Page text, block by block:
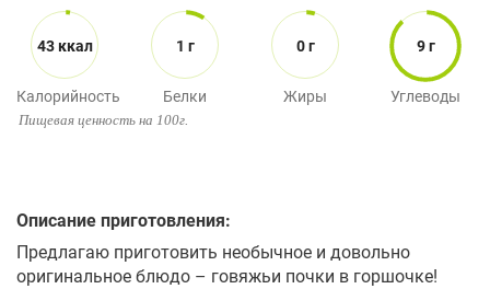
43 ккал
Калорийность
1 г
Белки
0 г
Жиры
9 г
Углеводы
Пищевая ценность на 100г.
Описание приготовления:
Предлагаю приготовить необычное и довольно
оригинальное блюдо – говяжьи почки в горшочке!